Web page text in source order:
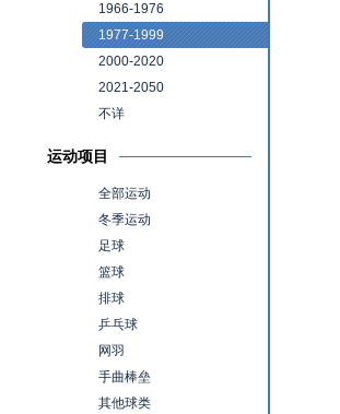
1966-1976
1977-1999
2000-2020
2021-2050
不详
运动项目
全部运动
冬季运动
足球
篮球
排球
乒乓球
网羽
手曲棒垒
其他球类